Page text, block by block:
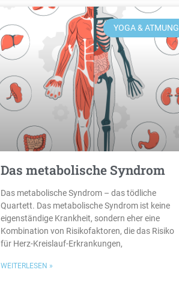
YOGA & ATMUNG
Das metabolische Syndrom
Das metabolische Syndrom – das tödliche
Quartett. Das metabolische Syndrom ist keine
eigenständige Krankheit, sondern eher eine
Kombination von Risikofaktoren, die das Risiko
für Herz-Kreislauf-Erkrankungen,
WEITERLESEN »